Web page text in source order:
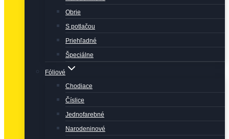
Obrie
S potlačou
Priehľadné
Špeciálne
Fóliové
Chodiace
Číslice
Jednofarebné
Narodeninové